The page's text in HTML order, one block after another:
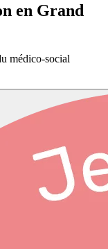
en Grand
médico-social